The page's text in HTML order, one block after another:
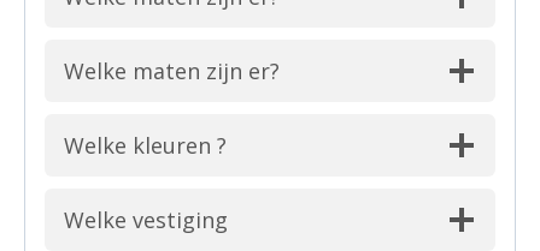
Welke maten zijn er?
Welke kleuren ?
Welke vestiging